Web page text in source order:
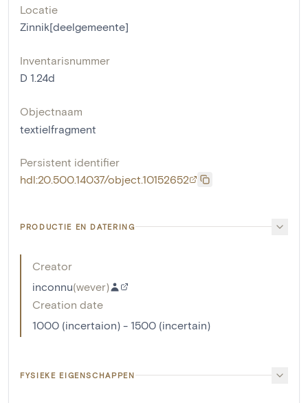
Locatie
Zinnik[deelgemeente]
Inventarisnummer
D 1.24d
Objectnaam
textielfragment
Persistent identifier
hdl:20.500.14037/object.10152652
PRODUCTIE EN DATERING
Creator
inconnu(wever)
Creation date
1000 (incertaion) - 1500 (incertain)
FYSIEKE EIGENSCHAPPEN